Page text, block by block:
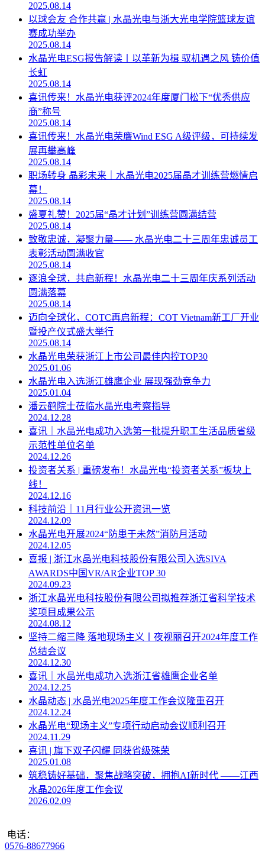
2025.08.14
以球会友 合作共赢 | 水晶光电与浙大光电学院篮球友谊
赛成功举办
2025.08.14
水晶光电ESG报告解读丨以革新为楫 驭机遇之风 铸价值
长虹
2025.08.14
喜讯传来！水晶光电获评2024年度厦门松下“优秀供应
商”称号
2025.08.14
喜讯传来！水晶光电荣膺Wind ESG A级评级，可持续发
展再攀高峰
2025.08.14
职场转身 晶彩未来｜水晶光电2025届晶才训练营燃情启
幕！
2025.08.14
盛夏礼赞！2025届“晶才计划”训练营圆满结营
2025.08.14
致敬忠诚，凝聚力量—— 水晶光电二十三周年忠诚员工
表彰活动圆满收官
2025.08.14
逐浪全球，共启新程！水晶光电二十三周年庆系列活动
圆满落幕
2025.08.14
迈向全球化，COTC再启新程：COT Vietnam新工厂开业
暨投产仪式盛大举行
2025.08.14
水晶光电荣获浙江上市公司最佳内控TOP30
2025.01.06
水晶光电入选浙江雄鹰企业 展现强劲竞争力
2025.01.04
潘云鹤院士莅临水晶光电考察指导
2024.12.28
喜讯｜水晶光电成功入选第一批提升职工生活品质省级
示范性单位名单
2024.12.26
投资者关系 | 重磅发布！水晶光电“投资者关系”板块上
线！
2024.12.16
科技前沿｜11月行业公开资讯一览
2024.12.09
水晶光电开展2024“防患于未然”消防月活动
2024.12.05
喜报 | 浙江水晶光电科技股份有限公司入选SIVA
AWARDS中国VR/AR企业TOP 30
2024.09.23
浙江水晶光电科技股份有限公司拟推荐浙江省科学技术
奖项目成果公示
2024.08.12
坚持二缩三降 落地现场主义丨夜视丽召开2024年度工作
总结会议
2024.12.30
喜讯｜水晶光电成功入选浙江省雄鹰企业名单
2024.12.25
水晶动态 | 水晶光电2025年度工作会议隆重召开
2024.12.24
水晶光电“现场主义”专项行动启动会议顺利召开
2024.11.29
喜讯 | 旗下双子闪耀 同获省级殊荣
2025.01.08
筑稳铸好基础，聚焦战略突破，拥抱AI新时代 ——江西
水晶2026年度工作会议
2026.02.09
电话：
0576-88677966